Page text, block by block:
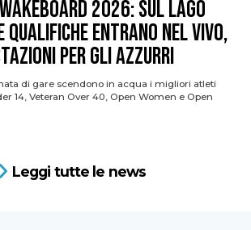
2026: sul Lago
qualifiche entrano nel vivo,
per gli azzurri
di gare scendono in acqua i migliori atleti
14, Veteran Over 40, Open Women e Open
Leggi tutte le news